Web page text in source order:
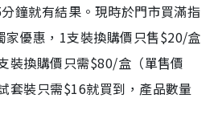
鐘就有結果。現時於門市買滿指
家優惠，1支裝換購價只售$20/盒
裝換購價只需$80/盒（單售價
套裝只需$16就買到，產品數量